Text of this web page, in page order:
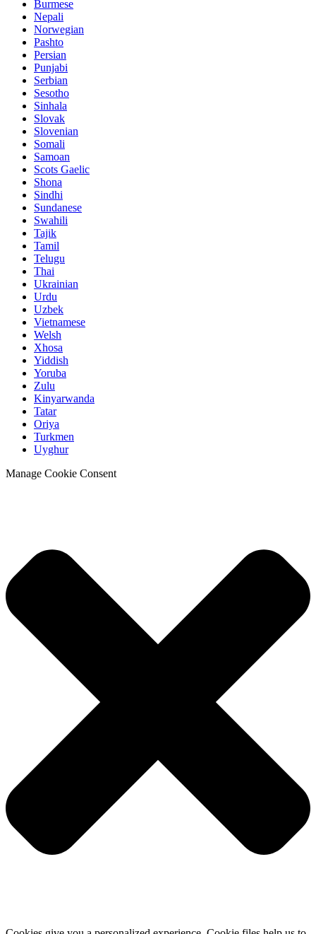
Burmese
Nepali
Norwegian
Pashto
Persian
Punjabi
Serbian
Sesotho
Sinhala
Slovak
Slovenian
Somali
Samoan
Scots Gaelic
Shona
Sindhi
Sundanese
Swahili
Tajik
Tamil
Telugu
Thai
Ukrainian
Urdu
Uzbek
Vietnamese
Welsh
Xhosa
Yiddish
Yoruba
Zulu
Kinyarwanda
Tatar
Oriya
Turkmen
Uyghur
Manage Cookie Consent